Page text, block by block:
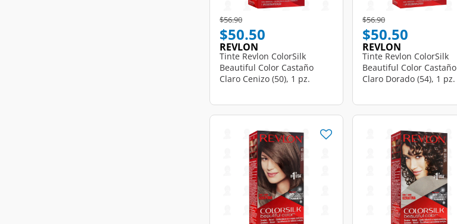
Price reduced from
$56.90to
$50.50
REVLON
Tinte Revlon ColorSilk
Beautiful Color Castaño
Claro Cenizo (50), 1 pz.
Price reduced from
$56.90to
$50.50
REVLON
Tinte Revlon ColorSilk
Beautiful Color Castaño
Claro Dorado (54), 1 pz.